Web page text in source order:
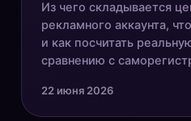
Из чего складывается
рекламного аккаунта,
и как посчитать
сравнению с
22 июня 2026